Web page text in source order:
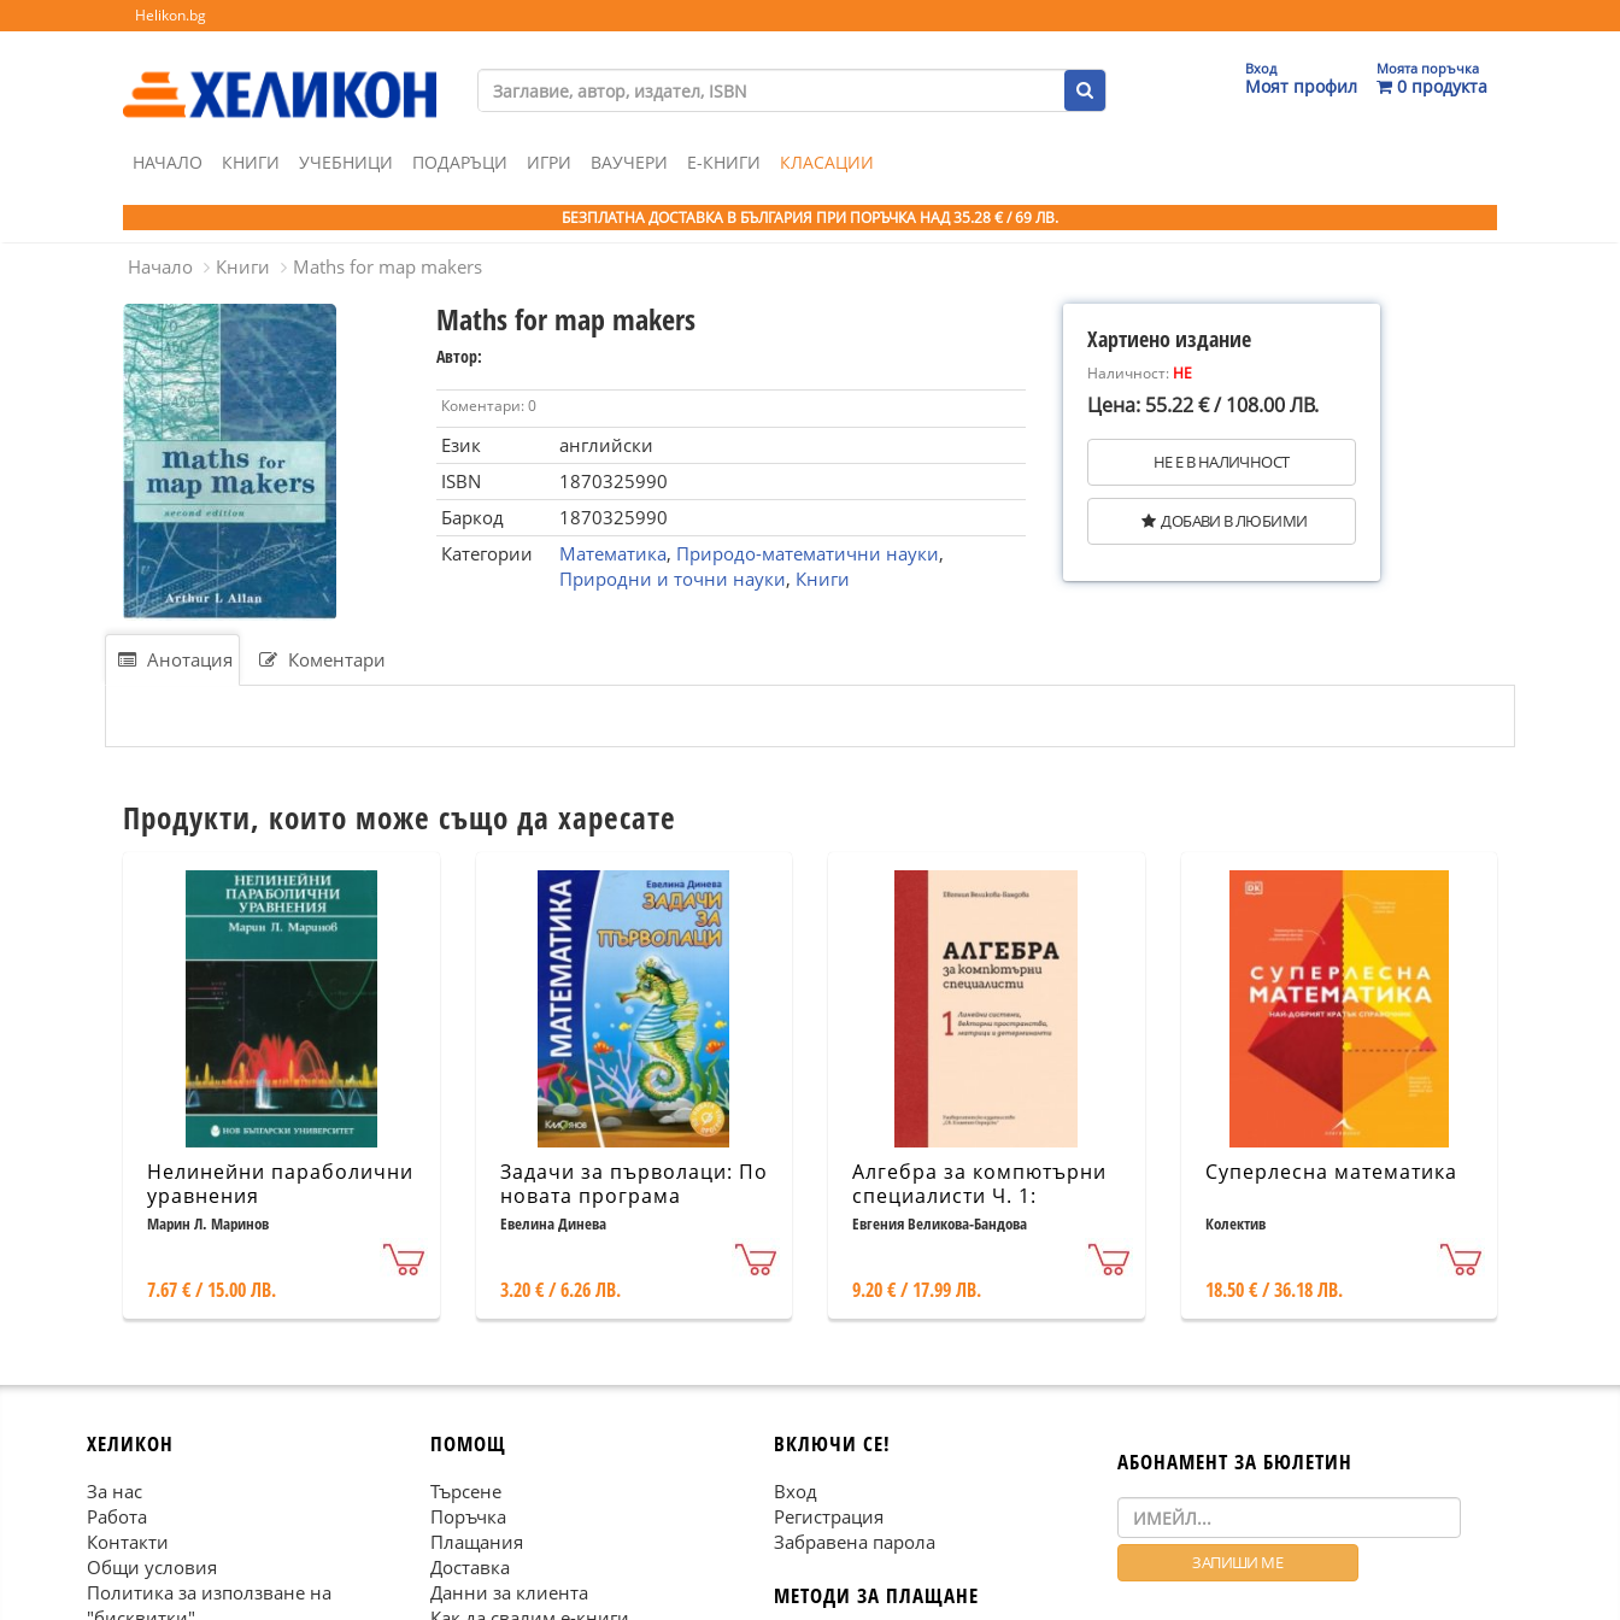
Helikon.bg
Вход
Моят профил
Моята поръчка
0 продукта
НАЧАЛО КНИГИ УЧЕБНИЦИ ПОДАРЪЦИ ИГРИ ВАУЧЕРИ Е-КНИГИ КЛАСАЦИИ
БЕЗПЛАТНА ДОСТАВКА В БЪЛГАРИЯ ПРИ ПОРЪЧКА НАД 35.28 € / 69 ЛВ.
Начало Книги Maths for map makers
Maths for map makers
Автор:
Коментари: 0
Език
английски
ISBN
1870325990
Баркод
1870325990
Категории
Математика, Природо-математични науки,
Природни и точни науки, Книги
Хартиено издание
Наличност: НЕ
Цена: 55.22 € / 108.00 ЛВ.
НЕ Е В НАЛИЧНОСТ
ДОБАВИ В ЛЮБИМИ
Анотация Коментари
Продукти, които може също да харесате
Нелинейни параболични
уравнения
Марин Л. Маринов
7.67 € / 15.00 ЛВ.
Задачи за първолаци: По
новата програма
Евелина Динева
3.20 € / 6.26 ЛВ.
Алгебра за компютърни
специалисти Ч. 1:
Линейни системи,
векторни пространства,
матрици и детерминанти
Евгения Великова-Бандова
9.20 € / 17.99 ЛВ.
Суперлесна математика
Колектив
18.50 € / 36.18 ЛВ.
ХЕЛИКОН
За нас
Работа
Контакти
Общи условия
Политика за използване на
ПОМОЩ
Търсене
Поръчка
Плащания
Доставка
Данни за клиента
ВКЛЮЧИ СЕ!
Вход
Регистрация
Забравена парола
МЕТОДИ ЗА ПЛАЩАНЕ
АБОНАМЕНТ ЗА БЮЛЕТИН